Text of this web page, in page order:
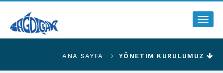
ANA SAYFA YÖNETIM KURULUMUZ